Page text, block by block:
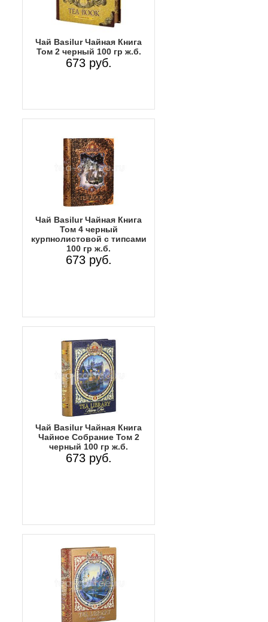
Чай Basilur Чайная Книга
Том 2 черный 100 гр ж.б.
673 руб.
Чай Basilur Чайная Книга
Том 4 черный
курпнолистовой с типсами
100 гр ж.б.
673 руб.
Чай Basilur Чайная Книга
Чайное Собрание Том 2
черный 100 гр ж.б.
673 руб.